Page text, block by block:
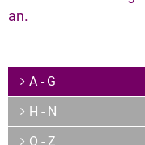
Archiv
Über uns
an.
A - G
H - N
O - Z